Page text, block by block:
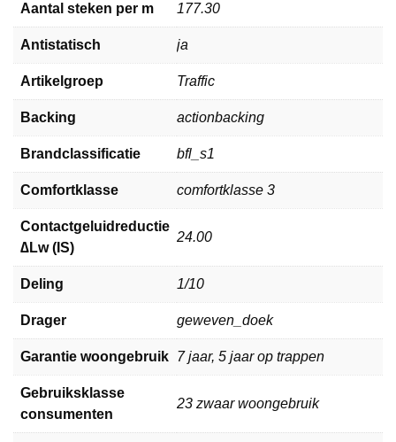
Aantal steken per m 177.30
Antistatisch ja
Artikelgroep Traffic
Backing actionbacking
Brandclassificatie bfl_s1
Comfortklasse comfortklasse 3
Contactgeluidreductie
∆Lw (IS)
24.00
Deling 1/10
Drager geweven_doek
Garantie woongebruik 7 jaar, 5 jaar op trappen
Gebruiksklasse
consumenten
23 zwaar woongebruik